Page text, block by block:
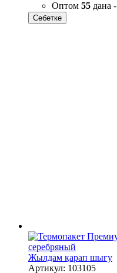
Оптом 55 дана -
Себетке
Жылдам қарап шығу
Артикул: 103105